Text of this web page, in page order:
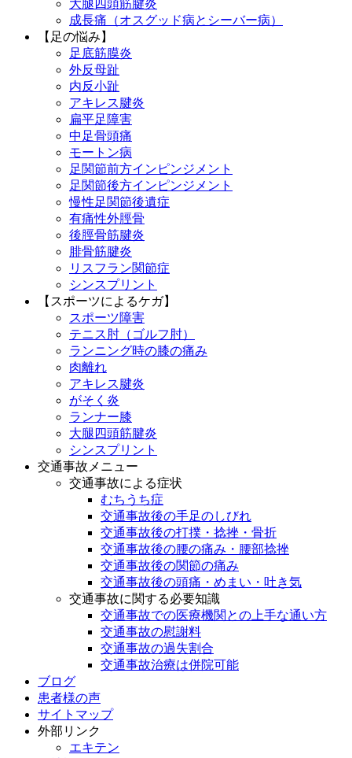
大腿四頭筋腱炎
成長痛（オスグッド病とシーバー病）
【足の悩み】
足底筋膜炎
外反母趾
内反小趾
アキレス腱炎
扁平足障害
中足骨頭痛
モートン病
足関節前方インピンジメント
足関節後方インピンジメント
慢性足関節後遺症
有痛性外脛骨
後脛骨筋腱炎
腓骨筋腱炎
リスフラン関節症
シンスプリント
【スポーツによるケガ】
スポーツ障害
テニス肘（ゴルフ肘）
ランニング時の膝の痛み
肉離れ
アキレス腱炎
がそく炎
ランナー膝
大腿四頭筋腱炎
シンスプリント
交通事故メニュー
交通事故による症状
むちうち症
交通事故後の手足のしびれ
交通事故後の打撲・捻挫・骨折
交通事故後の腰の痛み・腰部捻挫
交通事故後の関節の痛み
交通事故後の頭痛・めまい・吐き気
交通事故に関する必要知識
交通事故での医療機関との上手な通い方
交通事故の慰謝料
交通事故の過失割合
交通事故治療は併院可能
ブログ
患者様の声
サイトマップ
外部リンク
エキテン